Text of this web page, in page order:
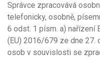
Správce zpracovává
telefonicky, osobně,
6 odst. 1 písm. a) nařízení
(EU) 2016/679 ze dne 27.
osob v souvislosti se